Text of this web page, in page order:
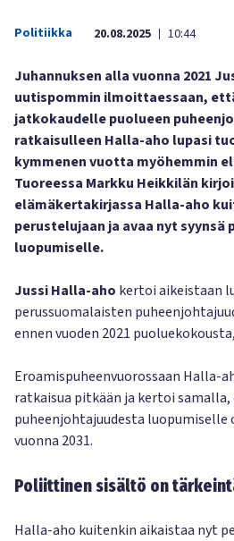
Politiikka 20.08.2025 | 10:44
Juhannuksen alla vuonna 2021
uutispommin ilmoittaessaan,
jatkokaudelle puolueen
ratkaisulleen Halla-aho lupasi
kymmenen vuotta myöhemmin
Tuoreessa Markku Heikkilän
elämäkertakirjassa Halla-aho
perustelujaan ja avaa nyt syynsä
luopumiselle.
Jussi Halla-aho kertoi aikeistaan
perussuomalaisten
ennen vuoden 2021
Eroamispuheenvuorossaan Halla-
ratkaisua pitkään ja kertoi
puheenjohtajuudesta luopumiselle
vuonna 2031.
Poliittinen sisältö on
Halla-aho kuitenkin aikaistaa nyt